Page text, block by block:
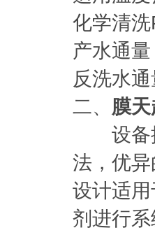
化学清
产水通
反洗水
二、 膜
设备控
法，优
设计适
剂进行